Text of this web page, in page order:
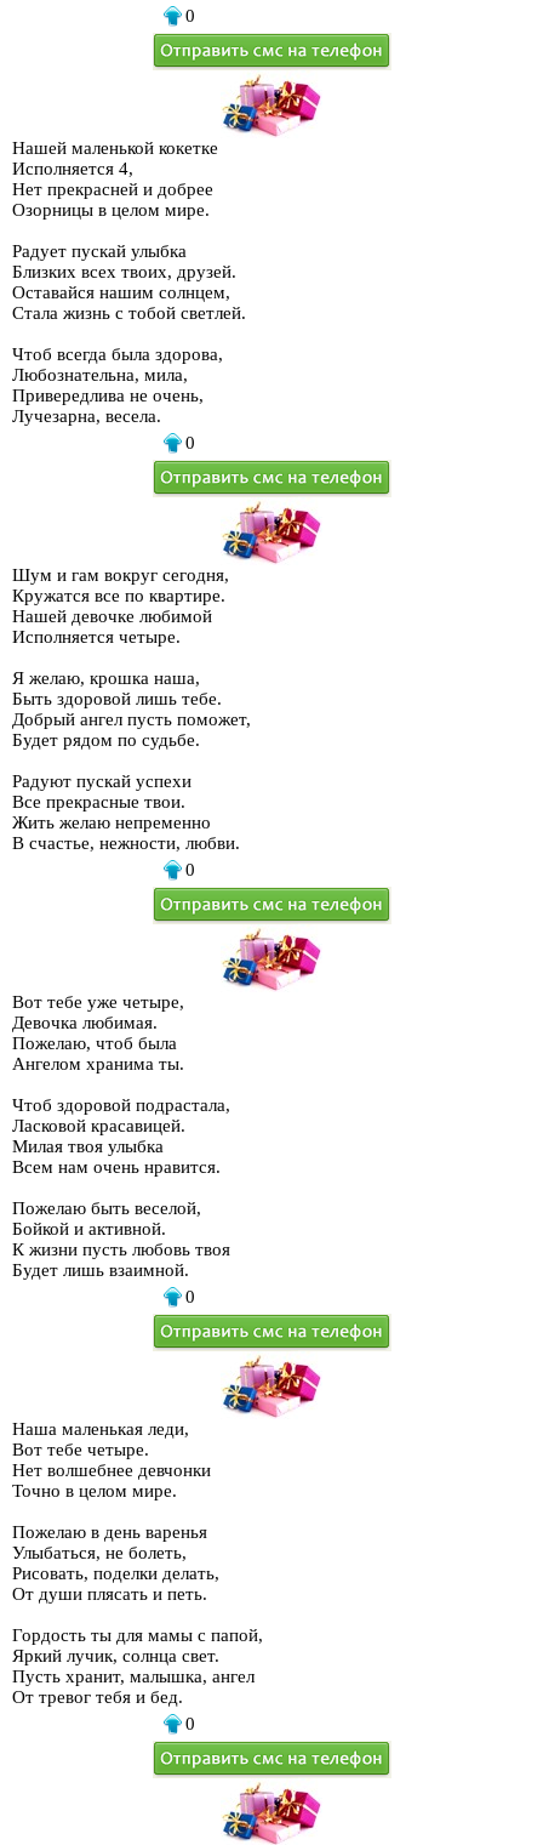
0
Нашей маленькой кокетке
Исполняется 4,
Нет прекрасней и добрее
Озорницы в целом мире.
Радует пускай улыбка
Близких всех твоих, друзей.
Оставайся нашим солнцем,
Стала жизнь с тобой светлей.
Чтоб всегда была здорова,
Любознательна, мила,
Привередлива не очень,
Лучезарна, весела.
0
Шум и гам вокруг сегодня,
Кружатся все по квартире.
Нашей девочке любимой
Исполняется четыре.
Я желаю, крошка наша,
Быть здоровой лишь тебе.
Добрый ангел пусть поможет,
Будет рядом по судьбе.
Радуют пускай успехи
Все прекрасные твои.
Жить желаю непременно
В счастье, нежности, любви.
0
Вот тебе уже четыре,
Девочка любимая.
Пожелаю, чтоб была
Ангелом хранима ты.
Чтоб здоровой подрастала,
Ласковой красавицей.
Милая твоя улыбка
Всем нам очень нравится.
Пожелаю быть веселой,
Бойкой и активной.
К жизни пусть любовь твоя
Будет лишь взаимной.
0
Наша маленькая леди,
Вот тебе четыре.
Нет волшебнее девчонки
Точно в целом мире.
Пожелаю в день варенья
Улыбаться, не болеть,
Рисовать, поделки делать,
От души плясать и петь.
Гордость ты для мамы с папой,
Яркий лучик, солнца свет.
Пусть хранит, малышка, ангел
От тревог тебя и бед.
0